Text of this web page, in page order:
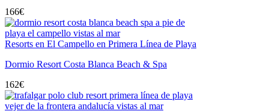
166€
Resorts en El Campello en Primera Línea de Playa
Dormio Resort Costa Blanca Beach & Spa
162€